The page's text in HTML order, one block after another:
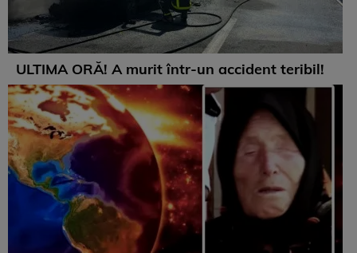
ULTIMA ORĂ! A murit într-un accident teribil!